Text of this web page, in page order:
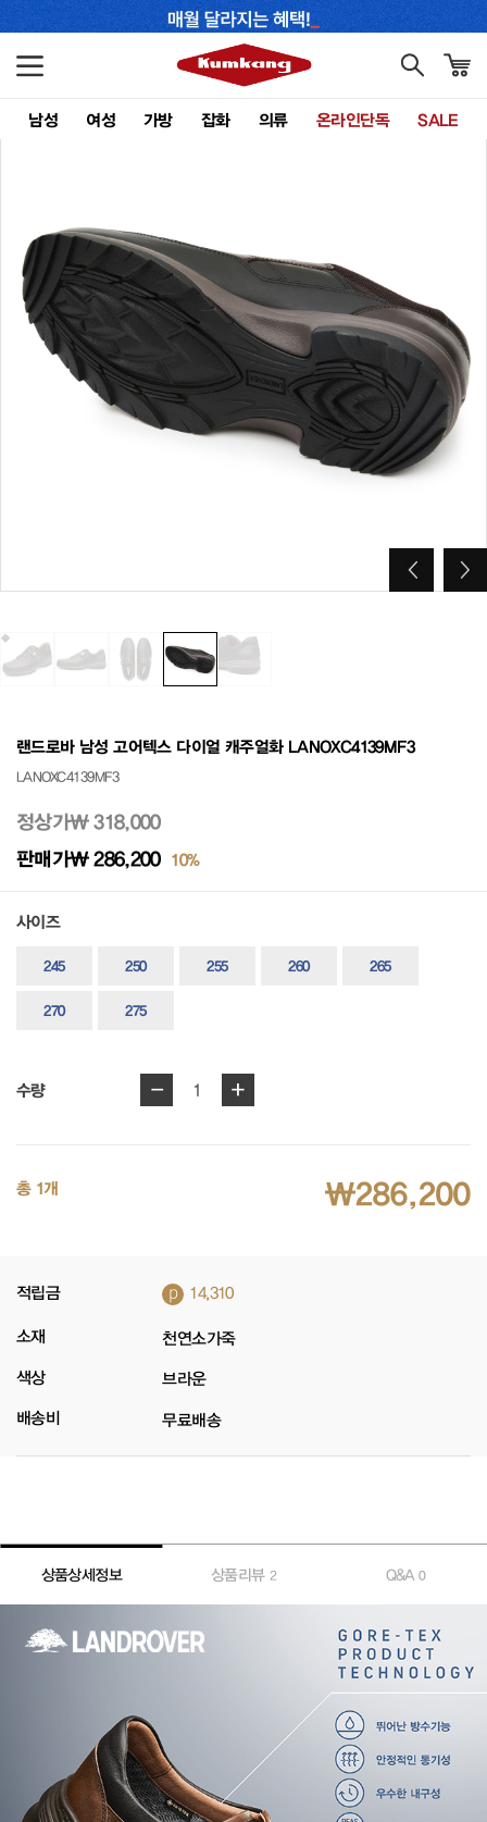
남성 여성 가방 잡화 의류 온라인단독 SALE
랜드로바 남성 고어텍스 다이얼 캐주얼화 LANOXC4139MF3
LANOXC4139MF3
정상가₩ 318,000
판매가₩ 286,200 10%
사이즈
245 250 255 260 265
270 275
수량 - 1 +
총 1개 ₩286,200
적립금 p 14,310
소재 천연소가죽
색상 브라운
배송비 무료배송
상품상세정보 상품리뷰 2 Q&A0